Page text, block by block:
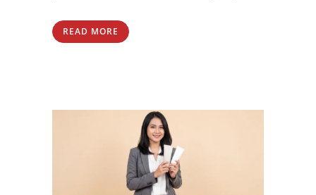
READ MORE